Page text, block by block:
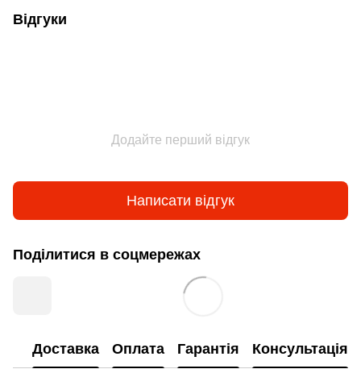
Відгуки
Додайте перший відгук
Написати відгук
Поділитися в соцмережах
Доставка Оплата Гарантія Консультація